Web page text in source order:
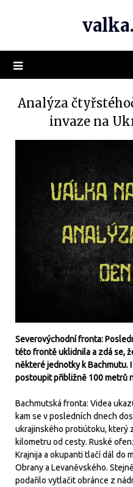
Analýza
invaze na
Severovýchodní fronta:
této frontě uklidnila a zdá se,
některé jednotky k Bachmutu.
postoupit přibližně 100 metrů
Bachmutská fronta: Videa
kam se v posledních dnech
ukrajinského protiútoku, který
kilometru od cesty. Ruské
Krajnija a okupanti tlačí dál do
Obrany a Levaněvského.
podařilo vytlačit obránce z